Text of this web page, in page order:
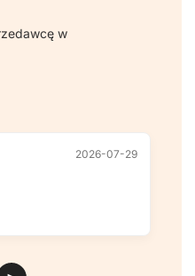
w
2026-07-29